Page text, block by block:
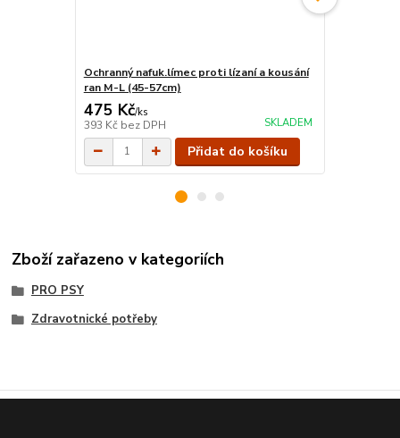
Ochranný nafuk.límec proti lízaní a kousání
ran M-L (45-57cm)
475 Kč/ks
393 Kč bez DPH SKLADEM
Přidat do košíku
Zboží zařazeno v kategoriích
PRO PSY
Zdravotnické potřeby